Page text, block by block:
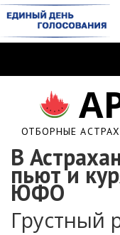
ОТБОРНЫЕ
В
пьют и
ЮФО
Грустный